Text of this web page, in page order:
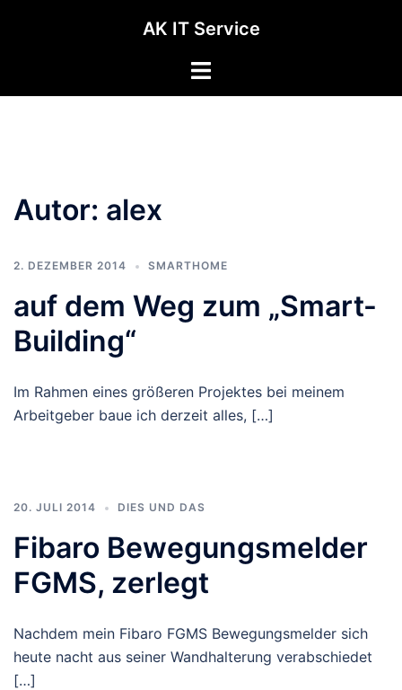
AK IT Service
Autor: alex
2. DEZEMBER 2014 SMARTHOME
auf dem Weg zum „Smart-
Building“
Im Rahmen eines größeren Projektes bei meinem
Arbeitgeber baue ich derzeit alles, […]
20. JULI 2014 DIES UND DAS
Fibaro Bewegungsmelder
FGMS, zerlegt
Nachdem mein Fibaro FGMS Bewegungsmelder sich
heute nacht aus seiner Wandhalterung verabschiedet
[…]